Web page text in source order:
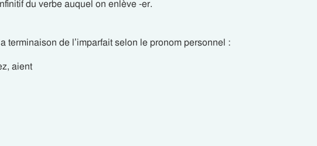
du verbe auquel on enlève -er.
terminaison de l’imparfait selon le pronom personnel :
aient